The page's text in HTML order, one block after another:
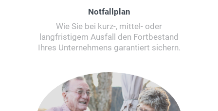
Notfallplan
Wie Sie bei kurz-, mittel- oder
langfristigem Ausfall den Fortbestand
Ihres Unternehmens garantiert sichern.